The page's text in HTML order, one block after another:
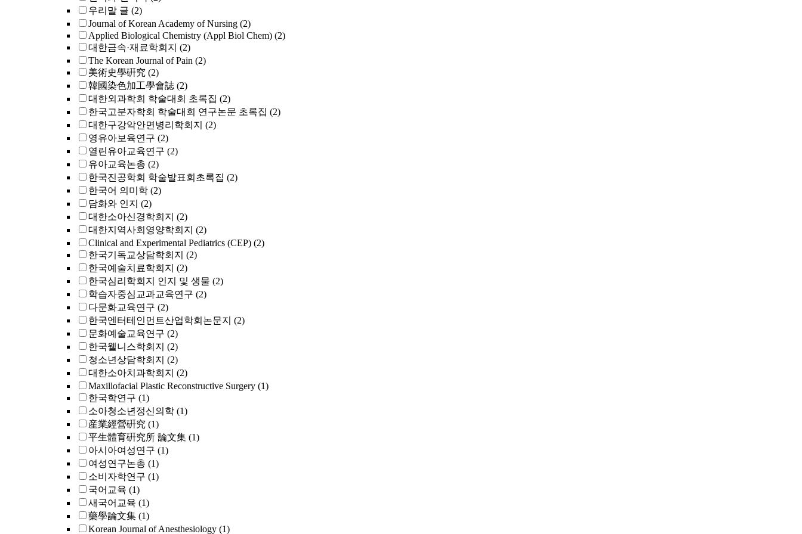
우리말 글 (2)
Journal of Korean Academy of Nursing (2)
Applied Biological Chemistry (Appl Biol Chem) (2)
대한금속·재료학회지 (2)
The Korean Journal of Pain (2)
美術史學硏究 (2)
韓國染色加工學會誌 (2)
대한외과학회 학술대회 초록집 (2)
한국고분자학회 학술대회 연구논문 초록집 (2)
대한구강악안면병리학회지 (2)
영유아보육연구 (2)
열린유아교육연구 (2)
유아교육논총 (2)
한국진공학회 학술발표회초록집 (2)
한국어 의미학 (2)
담화와 인지 (2)
대한소아신경학회지 (2)
대한지역사회영양학회지 (2)
Clinical and Experimental Pediatrics (CEP) (2)
한국기독교상담학회지 (2)
한국예술치료학회지 (2)
한국심리학회지 인지 및 생물 (2)
학습자중심교과교육연구 (2)
다문화교육연구 (2)
한국엔터테인먼트산업학회논문지 (2)
문화예술교육연구 (2)
한국웰니스학회지 (2)
청소년상담학회지 (2)
대한소아치과학회지 (2)
Maxillofacial Plastic Reconstructive Surgery (1)
한국학연구 (1)
소아청소년정신의학 (1)
産業經營硏究 (1)
平生體育硏究所 論文集 (1)
아시아여성연구 (1)
여성연구논총 (1)
소비자학연구 (1)
국어교육 (1)
새국어교육 (1)
藥學論文集 (1)
Korean Journal of Anesthesiology (1)